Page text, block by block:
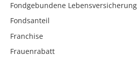
Fondgebundene Lebensversicherung
Fondsanteil
Franchise
Frauenrabatt